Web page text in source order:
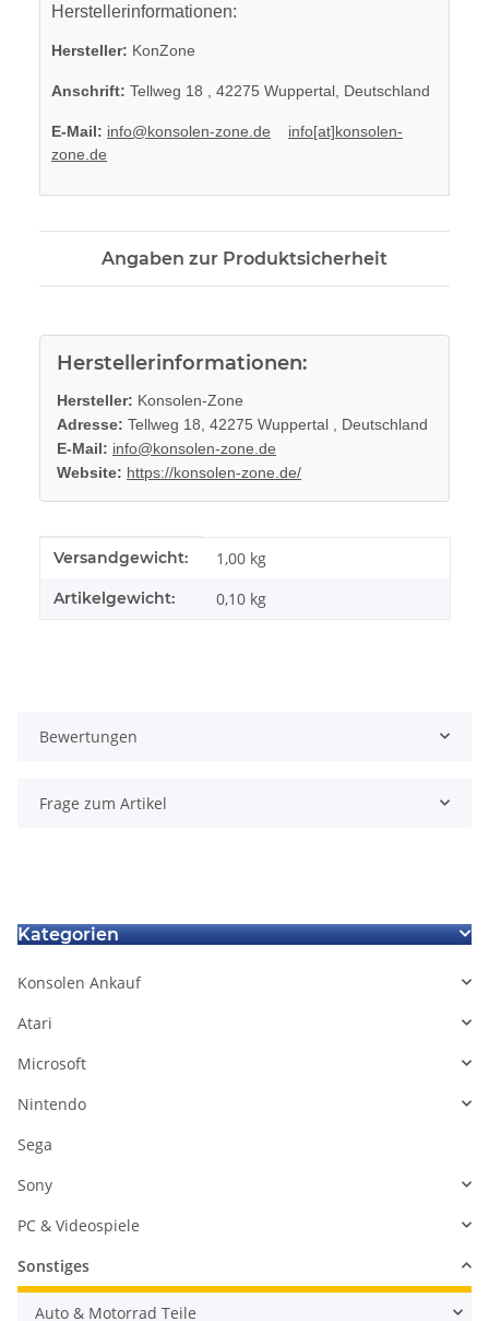
Herstellerinformationen:
Hersteller: KonZone
Anschrift: Tellweg 18 , 42275 Wuppertal, Deutschland
E-Mail: info@konsolen-zone.de
info[at]konsolen-
zone.de
Angaben zur Produktsicherheit
Herstellerinformationen:
Hersteller: Konsolen-Zone
Adresse: Tellweg 18, 42275 Wuppertal , Deutschland
E-Mail: info@konsolen-zone.de
Website: https://konsolen-zone.de/
Produkteigenschaft
Wert
Versandgewicht: 1,00 kg
Artikelgewicht: 0,10 kg
Bewertungen
Frage zum Artikel
Kategorien
Konsolen Ankauf
Atari
Microsoft
Nintendo
Sega
Sony
PC & Videospiele
Sonstiges
Auto & Motorrad Teile